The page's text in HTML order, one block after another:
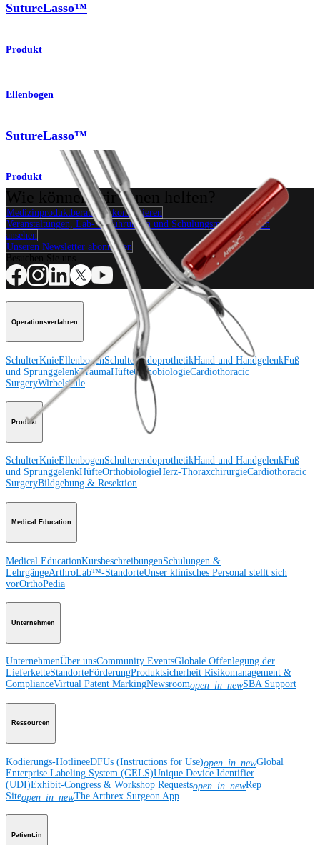
SutureLasso™
Produkt
Ellenbogen
SutureLasso™
Produkt
Wie können wir Ihnen helfen?
Medizinproduktberater:in kontaktieren
Veranstaltungen, Lab-Vorführungen und Schulungsmöglichkeiten
ansehen
Unseren Newsletter abonnieren
Operationsverfahren
SchulterKnieEllenbogenSchulterendoprothetikHand und HandgelenkFuß
und SprunggelenkTraumaHüfteOrthobiologieCardiothoracic
SurgeryWirbelsäule
Produkt
SchulterKnieEllenbogenSchulterendoprothetikHand und HandgelenkFuß
und SprunggelenkHüfteOrthobiologieHerz-ThoraxchirurgieCardiothoracic
SurgeryBildgebung & Resektion
Medical Education
Medical EducationKursbeschreibungenSchulungen &
LehrgängeArthroLab™-StandorteUnser klinisches Personal stellt sich
vorOrthoPedia
Unternehmen
UnternehmenÜber unsCommunity EventsGlobale Offenlegung der
LieferketteStandorteFörderungProduktsicherheit Risikomanagement &
ComplianceVirtual Patent MarkingNewsroomopen_in_newSBA Support
Ressourcen
Kodierungs-HotlineeDFUs (Instructions for Use)open_in_newGlobal
Enterprise Labeling System (GELS)Unique Device Identifier
(UDI)Exhibit-Congress & Workshop Requestsopen_in_newRep
Siteopen_in_newThe Arthrex Surgeon App
Patient:in